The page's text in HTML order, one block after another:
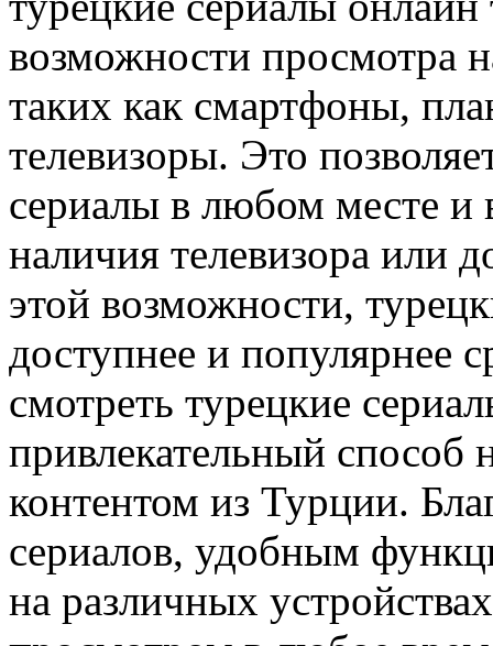
возможности просмотра
таких как смартфоны,
телевизоры. Это
сериалы в любом месте и
наличия телевизора или
этой возможности,
доступнее и популярнее
смотреть турецкие
привлекательный способ
контентом из Турции.
сериалов, удобным
на различных